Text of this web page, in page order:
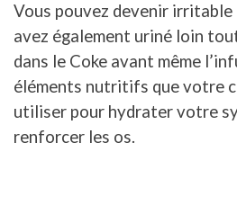
Vous pouvez devenir
avez également uriné loin
dans le Coke avant même
éléments nutritifs que votre
utiliser pour hydrater votre
renforcer les os.